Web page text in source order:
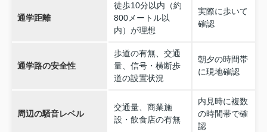
通学距離
徒歩10分以内（約
800メートル以
内）が理想
実際に歩いて
確認
通学路の安全性
歩道の有無、交通
量、信号・横断歩
道の設置状況
朝夕の時間帯
に現地確認
周辺の騒音レベル
交通量、商業施
設・飲食店の有無
内見時に複数
の時間帯で確
認